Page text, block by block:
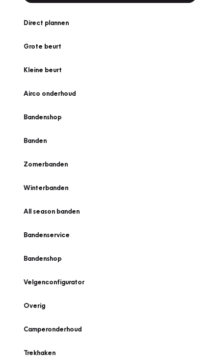
Direct plannen
Grote beurt
Kleine beurt
Airco onderhoud
Bandenshop
Banden
Zomerbanden
Winterbanden
All season banden
Bandenservice
Bandenshop
Velgenconfigurator
Overig
Camperonderhoud
Trekhaken